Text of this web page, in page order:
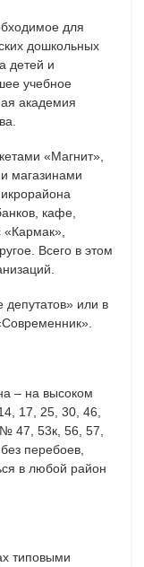
для
дошкольных
детей и
учебное
академия
«Магнит»,
магазинами
кафе,
«Кармак»,
Всего в этом
депутатов» или в
– на высоком
17, 25, 30, 46,
47, 53к, 56, 57,
перебоев,
в любой район
типовыми